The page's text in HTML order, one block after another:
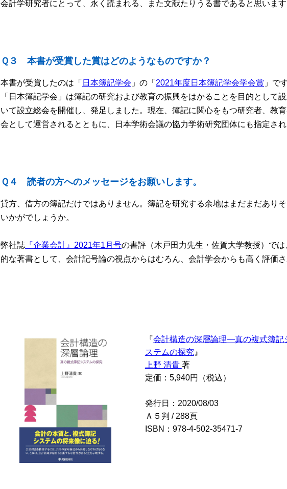
会計学研究者にとって、永く読まれる、また文献たりうる書であると思います
Ｑ３ 本書が受賞した賞はどのようなものですか？
本書が受賞したのは「 日本簿記学会 」の「 2021年度日本簿記学会学会賞 」で
「日本簿記学会」は簿記の研究および教育の振興をはかることを目的として
いて設立総会を開催し、発足しました。現在、簿記に関心をもつ研究者、教
会として運営されるとともに、日本学術会議の協力学術研究団体にも指定され
Ｑ４ 読者の方へのメッセージをお願いします。
貸方、借方の簿記だけではありません。簿記を研究する余地はまだまだあり
いかがでしょうか。
弊社誌 『企業会計』2021年1月号の書評（木戸田力先生・佐賀大学教授）で
的な著書として、会計記号論の視点からはむろん、会計学会からも高く評価
『会計構造の深層論理―真の複式簿記
ステムの探究 』
上野 清貴 著
定価：5,940円（税込）
発行日：2020/08/03
Ａ５判 / 288頁
ISBN：978-4-502-35471-7